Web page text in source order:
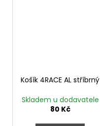
Košík 4RACE AL stříbrný
Skladem u dodavatele
80 Kč